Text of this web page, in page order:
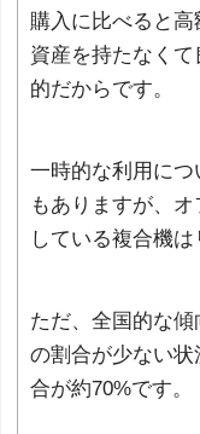
購入に比べると
資産を持たなく
的だからです。
一時的な利用に
もありますが、
している複合機は
ただ、全国的な
の割合が少ない
合が約70%です。